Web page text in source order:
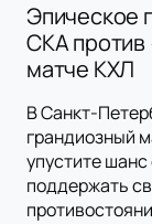
Эпическое
СКА
матче КХЛ
В Санкт-
грандиозный
упустите
поддержать